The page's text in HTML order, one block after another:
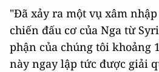
"Đã xảy ra một vụ xâm
chiến đấu cơ của Nga từ
phận của chúng tôi khoảng
này ngay lập tức được giải